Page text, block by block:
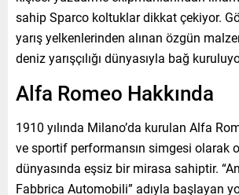
sahip Sparco koltuklar dikkat çekiyor.
yarış yelkenlerinden alınan özgün
deniz yarışçılığı dünyasıyla bağ
Alfa Romeo Hakkında
1910 yılında Milano’da kurulan Alfa
ve sportif performansın simgesi olarak
dünyasında eşsiz bir mirasa sahiptir.
Fabbrica Automobili” adıyla başlayan